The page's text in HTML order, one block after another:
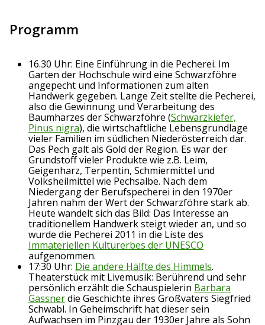
Programm
16.30 Uhr: Eine Einführung in die Pecherei. Im
Garten der Hochschule wird eine Schwarzföhre
angepecht und Informationen zum alten
Handwerk gegeben. Lange Zeit stellte die Pecherei,
also die Gewinnung und Verarbeitung des
Baumharzes der Schwarzföhre (Schwarzkiefer,
Pinus nigra), die wirtschaftliche Lebensgrundlage
vieler Familien im südlichen Niederösterreich dar.
Das Pech galt als Gold der Region. Es war der
Grundstoff vieler Produkte wie z.B. Leim,
Geigenharz, Terpentin, Schmiermittel und
Volksheilmittel wie Pechsalbe. Nach dem
Niedergang der Berufspecherei in den 1970er
Jahren nahm der Wert der Schwarzföhre stark ab.
Heute wandelt sich das Bild: Das Interesse an
traditionellem Handwerk steigt wieder an, und so
wurde die Pecherei 2011 in die Liste des
Immateriellen Kulturerbes der UNESCO
aufgenommen.
17:30 Uhr: Die andere Hälfte des Himmels.
Theaterstück mit Livemusik: Berührend und sehr
persönlich erzählt die Schauspielerin Barbara
Gassnerdie Geschichte ihres Großvaters Siegfried
Schwabl. In Geheimschrift hat dieser sein
Aufwachsen im Pinzgau der 1930er Jahre als Sohn